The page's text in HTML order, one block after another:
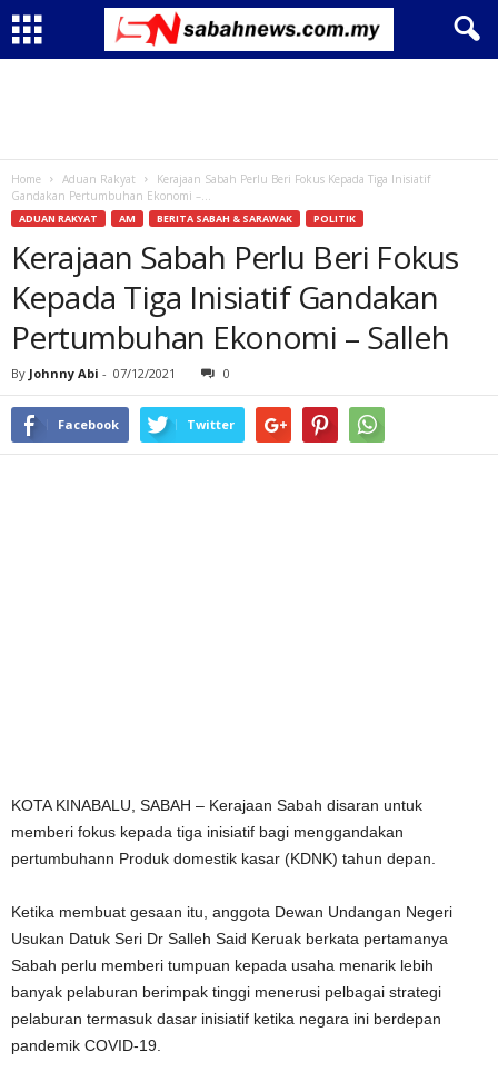
Home Aduan Rakyat
Kerajaan Sabah Perlu Beri Fokus Kepada Tiga Inisiatif
Gandakan Pertumbuhan Ekonomi –...
ADUAN RAKYAT AM BERITA SABAH & SARAWAK POLITIK
Kerajaan Sabah Perlu Beri Fokus
Kepada Tiga Inisiatif Gandakan
Pertumbuhan Ekonomi – Salleh
By Johnny Abi - 07/12/2021 0
Facebook Twitter
KOTA KINABALU, SABAH – Kerajaan Sabah disaran untuk
memberi fokus kepada tiga inisiatif bagi menggandakan
pertumbuhann Produk domestik kasar (KDNK) tahun depan.
Ketika membuat gesaan itu, anggota Dewan Undangan Negeri
Usukan Datuk Seri Dr Salleh Said Keruak berkata pertamanya
Sabah perlu memberi tumpuan kepada usaha menarik lebih
banyak pelaburan berimpak tinggi menerusi pelbagai strategi
pelaburan termasuk dasar inisiatif ketika negara ini berdepan
pandemik COVID-19.